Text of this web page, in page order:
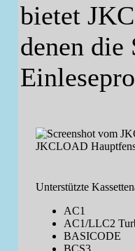
bietet
denen die
JKCLOAD
Unterstützte
AC1
AC1/LLC2
BASICODE
BCS3